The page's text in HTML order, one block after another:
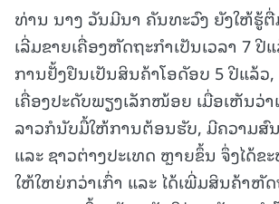
ທ່ານ ນາງ ວັນມີນາ ຄັນທະວົງ ຍັງໃຫ້ຮູ້ຕື່
ເລີ່ມຂາຍເຄື່ອງຫັດຖະກໍາເປັນເວລາ 7 ປີ
ການຢັ້ງຢືນເປັນສິນຄ້າໂອດັອບ 5 ປີແລ້ວ
ເຄື່ອງປະດັບພຽງເລັກໜ້ອຍ ເມື່ອເຫັນວ່
ລາວກໍນັບມື້ໃຫ້ການຕ້ອນຮັບ, ມີຄວາມສົ
ແລະ ຊາວຕ່າງປະເທດ ຫຼາຍຂຶ້ນ ຈຶ່ງໄດ້
ໃຫ້ໃຫຍ່ກວ່າເກົ່າ ແລະ ໄດ້ເພີ່ມສິນຄ້າຫັ